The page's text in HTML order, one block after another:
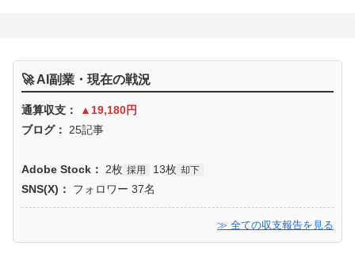
🚀 AI副業・現在の戦況
通算収支：
▲19,180円
ブログ：
25記事
Adobe Stock： 2枚 採用 13枚 却下
SNS(X)： フォロワー 37名
≫ 全ての収支報告を見る